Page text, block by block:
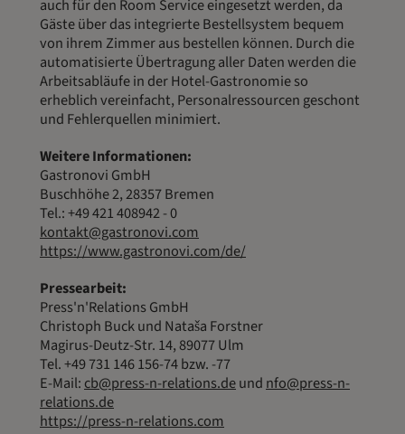
auch für den Room Service eingesetzt werden, da
Gäste über das integrierte Bestellsystem bequem
von ihrem Zimmer aus bestellen können. Durch die
automatisierte Übertragung aller Daten werden die
Arbeitsabläufe in der Hotel-Gastronomie so
erheblich vereinfacht, Personalressourcen geschont
und Fehlerquellen minimiert.
Weitere Informationen:
Gastronovi GmbH
Buschhöhe 2, 28357 Bremen
Tel.: +49 421 408942 - 0
kontakt@gastronovi.com
https://www.gastronovi.com/de/
Pressearbeit:
Press'n'Relations GmbH
Christoph Buck und Nataša Forstner
Magirus-Deutz-Str. 14, 89077 Ulm
Tel. +49 731 146 156-74 bzw. -77
E-Mail:cb@press-n-relations.deundnfo@press-n-
relations.de
https://press-n-relations.com